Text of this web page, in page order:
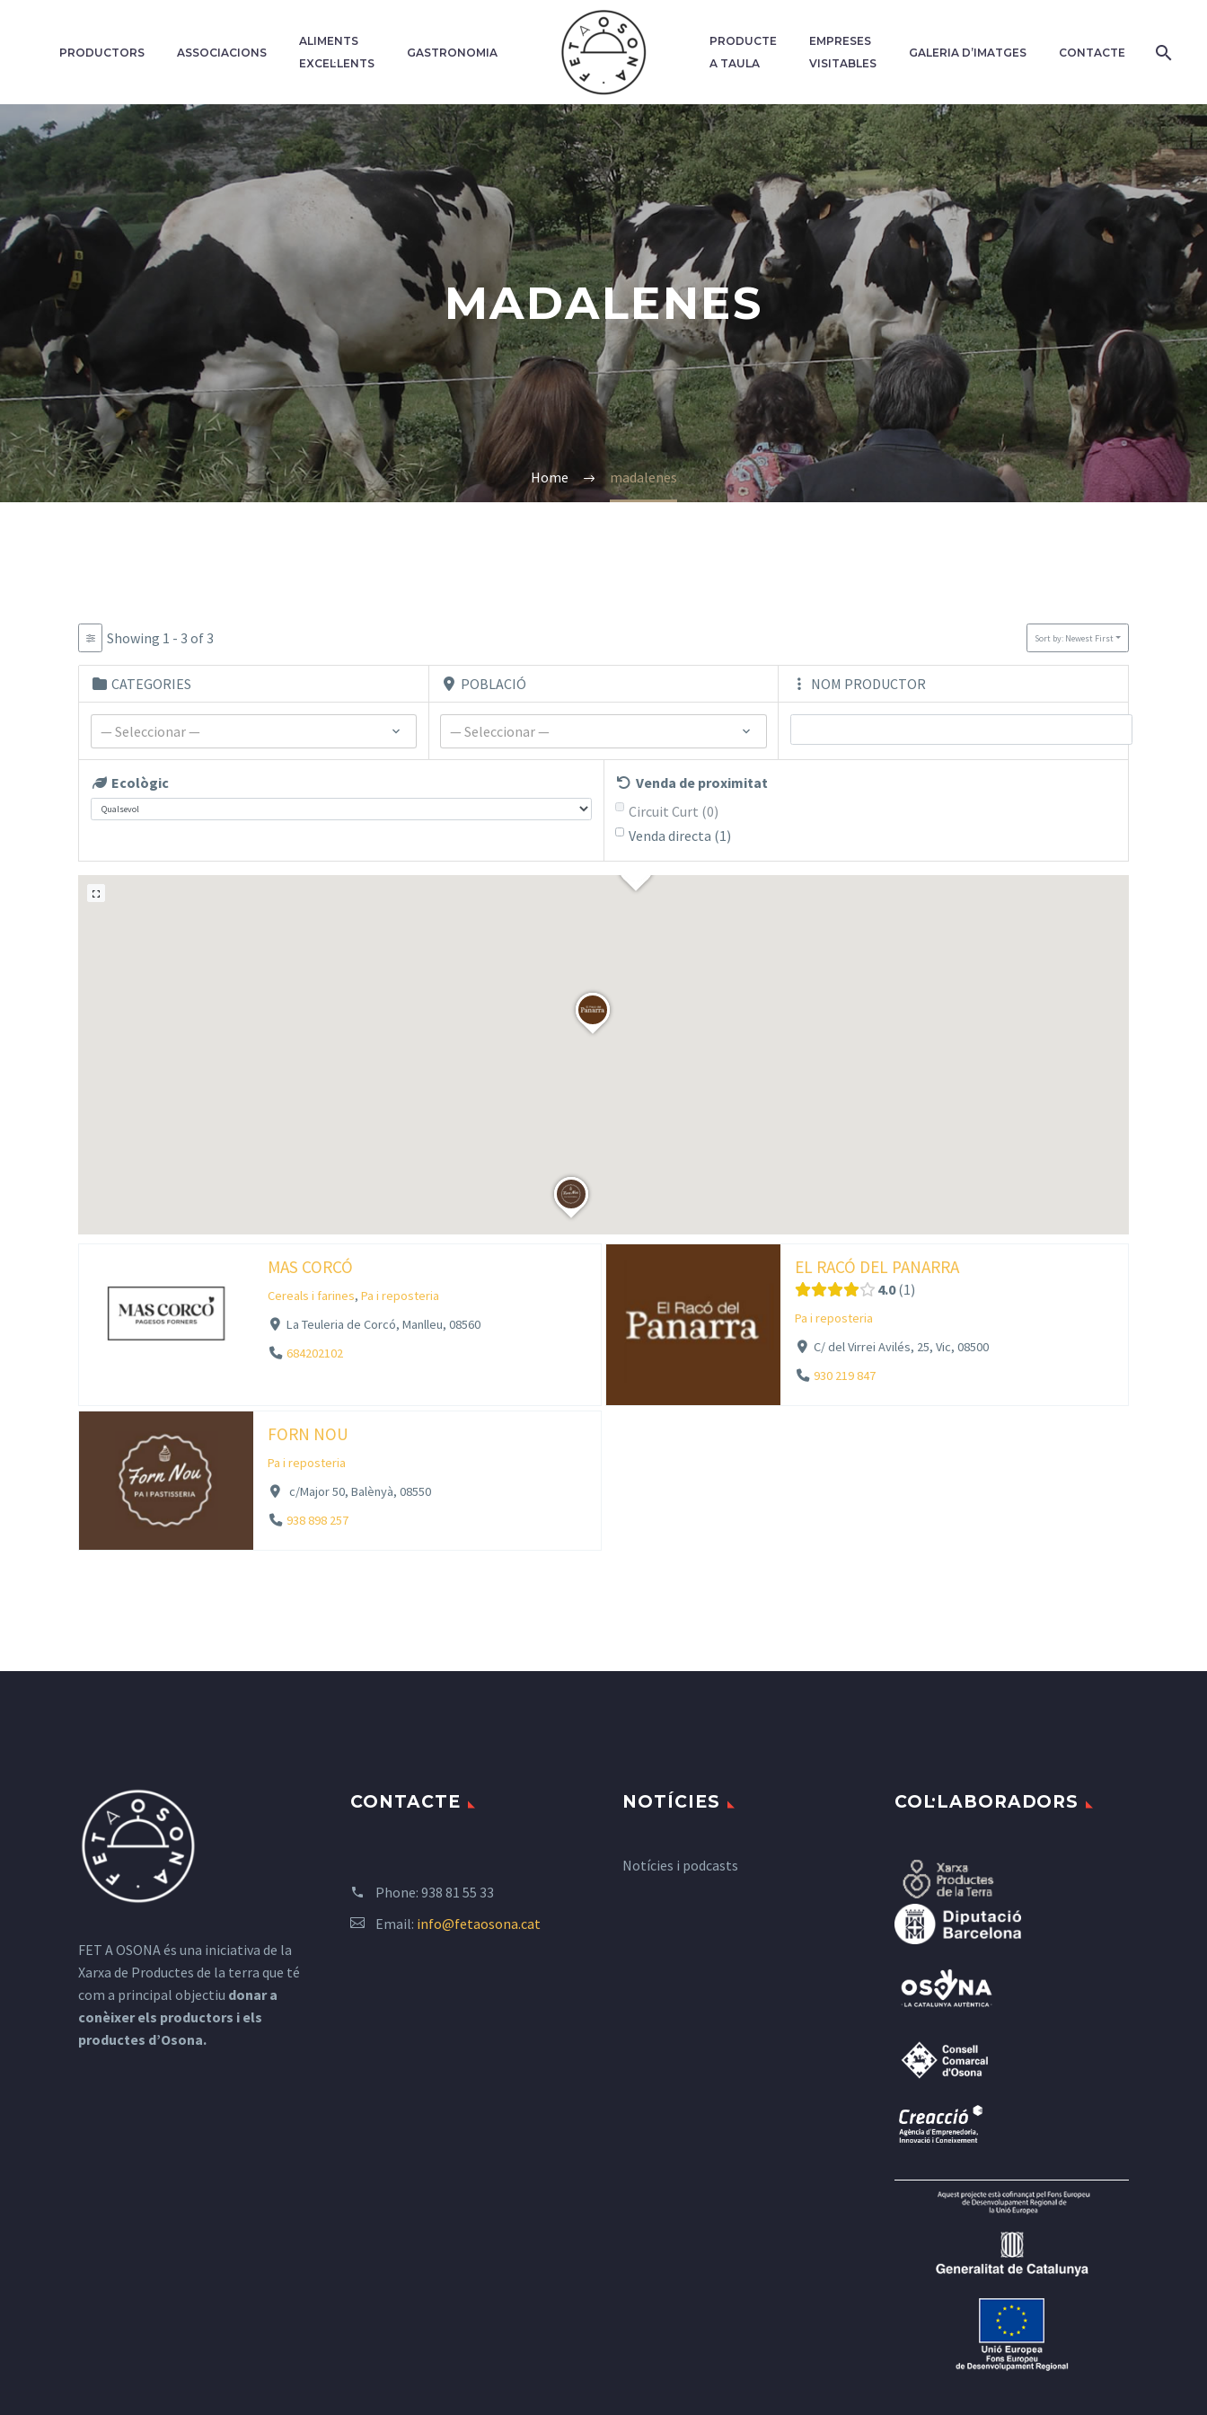
PRODUCTORS ASSOCIACIONS
ALIMENTS
EXCEL·LENTS
GASTRONOMIA
PRODUCTE
A TAULA
EMPRESES
VISITABLES
GALERIA D’IMATGES CONTACTE
MADALENES
Home madalenes
Showing 1 - 3 of 3 Sort by: Newest First
CATEGORIES
— Seleccionar —
POBLACIÓ
— Seleccionar —
NOM PRODUCTOR
Ecològic
Venda de proximitat
Circuit Curt (0)
Venda directa (1)
MAS CORCÓ
Cereals i farines, Pa i reposteria
La Teuleria de Corcó, Manlleu, 08560
684202102
EL RACÓ DEL PANARRA
4.0 1
Pa i reposteria
C/ del Virrei Avilés, 25, Vic, 08500
930 219 847
FORN NOU
Pa i reposteria
c/Major 50, Balènyà, 08550
938 898 257
FET A OSONA és una iniciativa de la
Xarxa de Productes de la terra que té
com a principal objectiu donar a
conèixer els productors i els
productes d’Osona.
CONTACTE
Phone: 938 81 55 33
Email: info@fetaosona.cat
NOTÍCIES
Notícies i podcasts
COL·LABORADORS